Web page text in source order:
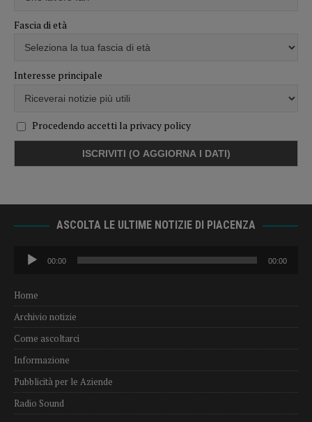
Fascia di età
Interesse principale
Procedendo accetti la privacy policy
ASCOLTA LE ULTIME NOTIZIE DI PIACENZA
Audio
Player
00:00 00:00
Home
Archivio notizie
Come ascoltarci
Informazione
Pubblicità per le Aziende
Radio Sound